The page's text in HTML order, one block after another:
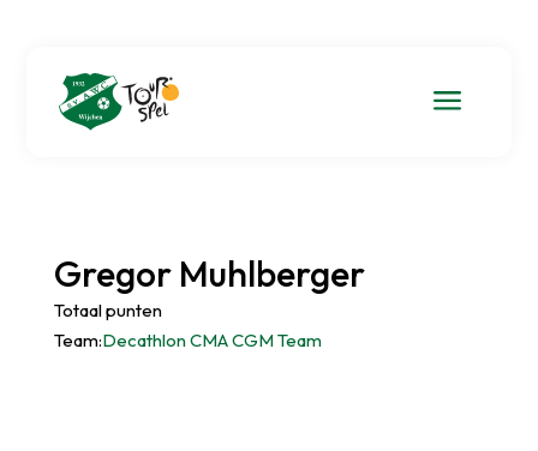
a
Gregor Muhlberger
Totaal punten
Team:Decathlon CMA CGM Team